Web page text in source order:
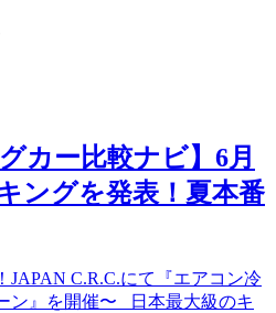
カー比較ナビ】6月
ングを発表！夏本番
JAPAN C.R.C.にて『エアコン冷
ン』を開催〜 日本最大級のキ